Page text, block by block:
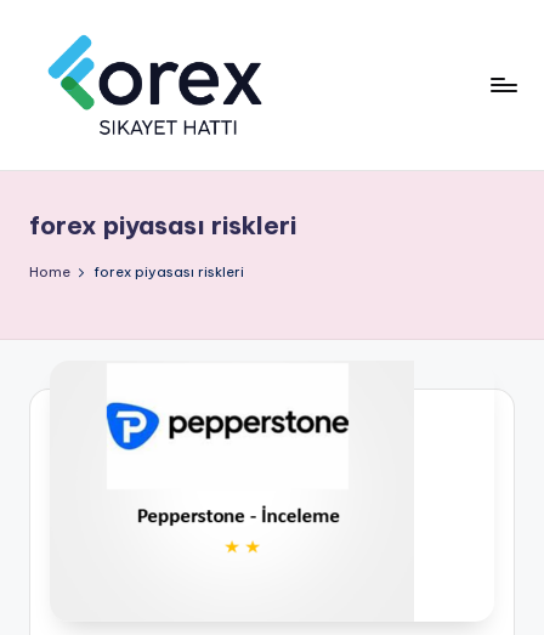
forex piyasası riskleri
Home forex piyasası riskleri